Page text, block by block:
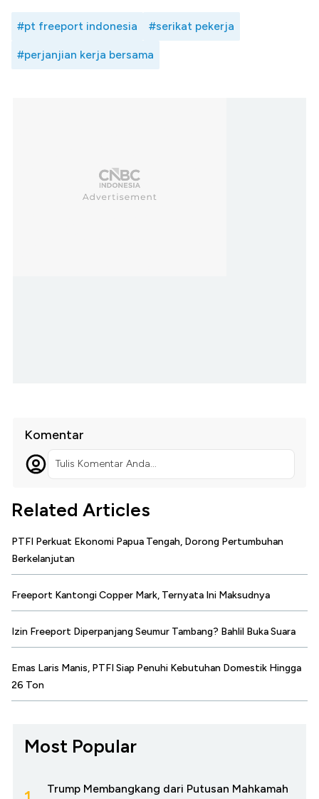
#pt freeport indonesia #serikat pekerja
#perjanjian kerja bersama
Komentar
Tulis Komentar Anda...
Related Articles
PTFI Perkuat Ekonomi Papua Tengah, Dorong Pertumbuhan
Berkelanjutan
Freeport Kantongi Copper Mark, Ternyata Ini Maksudnya
Izin Freeport Diperpanjang Seumur Tambang? Bahlil Buka Suara
Emas Laris Manis, PTFI Siap Penuhi Kebutuhan Domestik Hingga
26 Ton
Most Popular
Trump Membangkang dari Putusan Mahkamah